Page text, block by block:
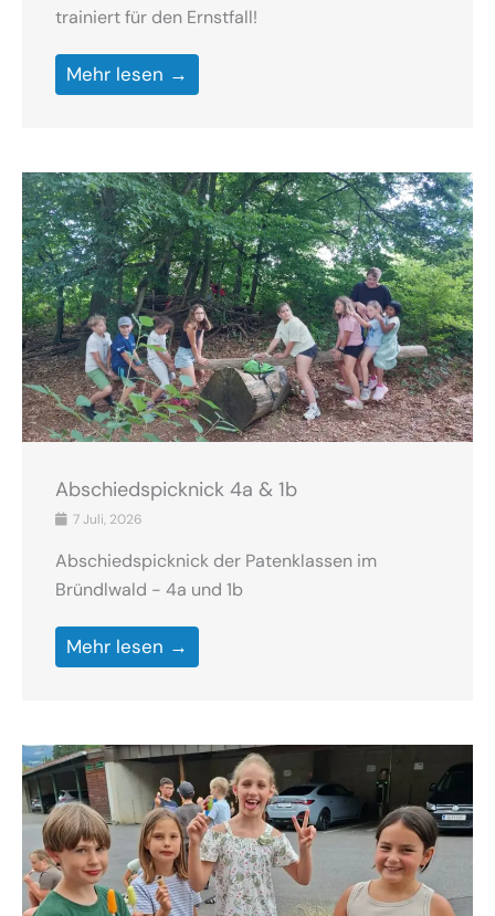
trainiert für den Ernstfall!
Mehr lesen →
Abschiedspicknick 4a & 1b
7 Juli, 2026
Abschiedspicknick der Patenklassen im
Bründlwald - 4a und 1b
Mehr lesen →